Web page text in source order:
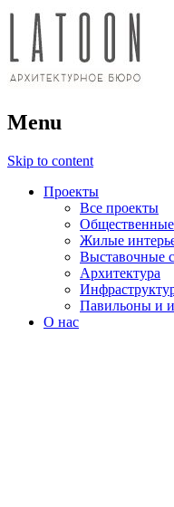
LATOON
архитектурное
Menu
Skip to content
Проекты
Все проекты
Жилые
Выставочные
Архитектура
Павильоны и
О нас